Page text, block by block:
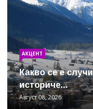
АКЦЕНТ
Какво се е
историче...
Август 08, 2026